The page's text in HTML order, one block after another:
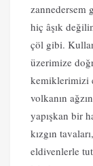
zannedersem
hiç âşık
çöl gibi.
üzerimize
kemiklerimizi
volkanın
yapışkan bir
kızgın
eldivenlerle